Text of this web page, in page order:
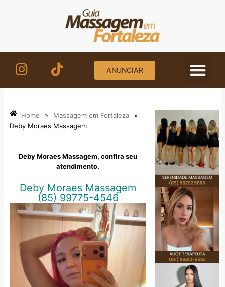
ANUNCIAR
Home » Massagem em Fortaleza
»
Deby Moraes Massagem
Deby Moraes Massagem, confira seu
atendimento.
Deby Moraes Massagem
(85) 99775-4546